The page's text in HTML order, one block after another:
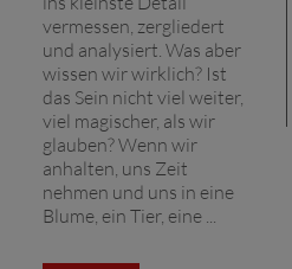
vermessen, zergliedert
und analysiert. Was aber
wissen wir wirklich? Ist
das Sein nicht viel weiter,
viel magischer, als wir
glauben? Wenn wir
anhalten, uns Zeit
nehmen und uns in eine
Blume, ein Tier, eine ...